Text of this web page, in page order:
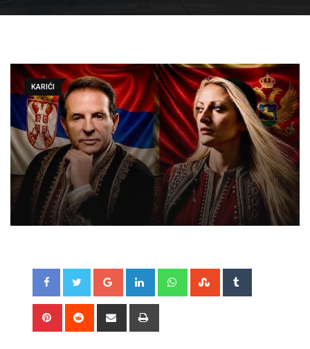
KARIĆI
Google+ LinkedIn WhatsappStumbleUpon
Pinterest Reddit
Share